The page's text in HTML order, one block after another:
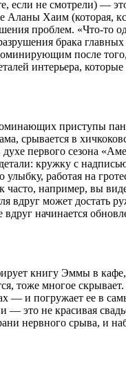
если не смотрели) —
Хаим (которая,
проблем. «Что-
брака
после
интерьера, которые
приступы
срывается в
первого сезона
кружку с
работая на
часто, например, вы
может достать
начинается
книгу Эммы в
тоже многое
— и погружает ее в
это не красивая
нервного срыва, и